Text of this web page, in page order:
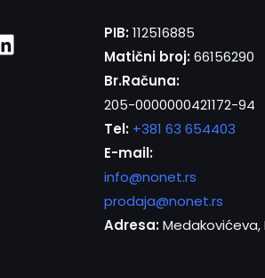
PIB:112516885
Matični broj:66156290
Br.Računa:
205-0000000421172-94
Tel: +381 63 654403
E-mail:
info@nonet.rs
prodaja@nonet.rs
Adresa:Medakovićeva,